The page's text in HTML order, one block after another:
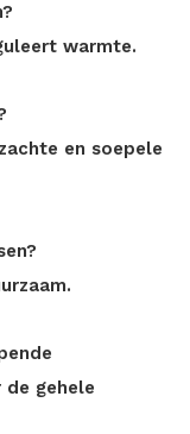
warmte.
en soepele
gehele